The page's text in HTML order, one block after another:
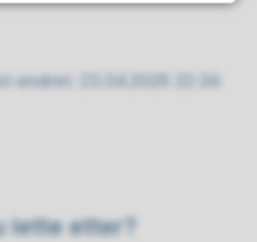
endret 23.04.2026 22:34
lette etter?